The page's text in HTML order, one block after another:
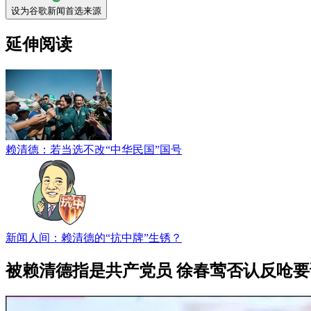
设为谷歌新闻首选来源
延伸阅读
赖清德：若当选不改“中华民国”国号
新闻人间：赖清德的“抗中牌”生锈？
被赖清德指是共产党员 徐春莺否认反呛